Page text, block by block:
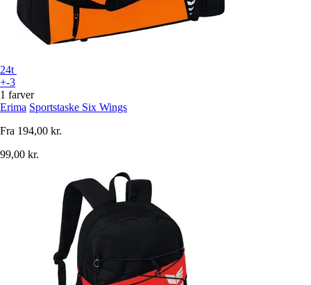
24t
+-3
1 farver
Erima Sportstaske Six Wings
Fra 194,00 kr.
99,00 kr.